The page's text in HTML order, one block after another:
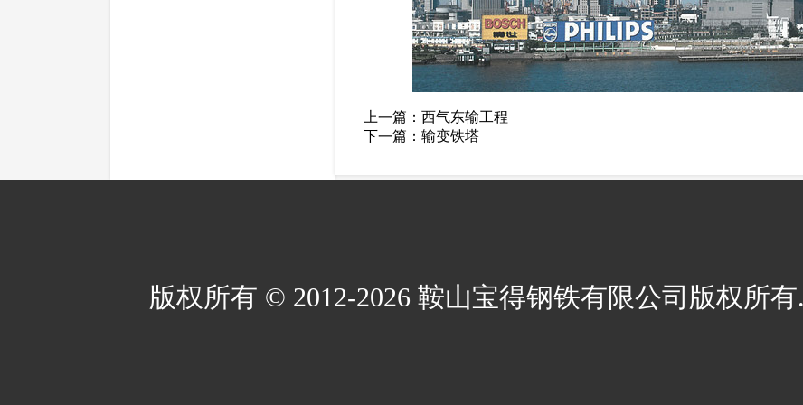
上一篇： 西气东输工程
下一篇： 输变铁塔
版权所有 © 2012-2026 鞍山宝得钢铁有限公司版权所有